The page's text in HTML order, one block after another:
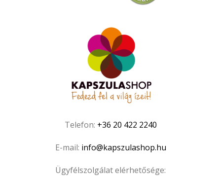
Telefon: +36 20 422 2240
E-mail: info@kapszulashop.hu
Ügyfélszolgálat elérhetősége: